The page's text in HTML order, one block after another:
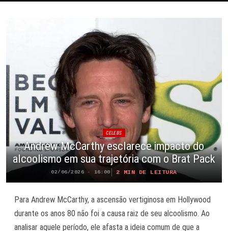
CELEBS
Andrew McCarthy esclarece impacto do
alcoolismo em sua trajetória com o Brat Pack
02/06/2026 · 16:00 2 MIN DE LEITURA
Para Andrew McCarthy, a ascensão vertiginosa em Hollywood
durante os anos 80 não foi a causa raiz de seu alcoolismo. Ao
analisar aquele período, ele afasta a ideia comum de que a